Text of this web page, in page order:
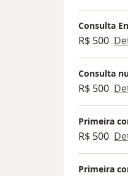
Consulta
R$ 500
Consulta
R$ 500
Primeira
R$ 500
Primeira